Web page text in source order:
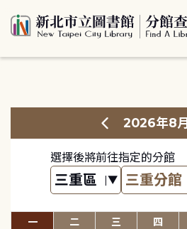
2026年8月
選擇後將前往指定的分館
一 二 三 四